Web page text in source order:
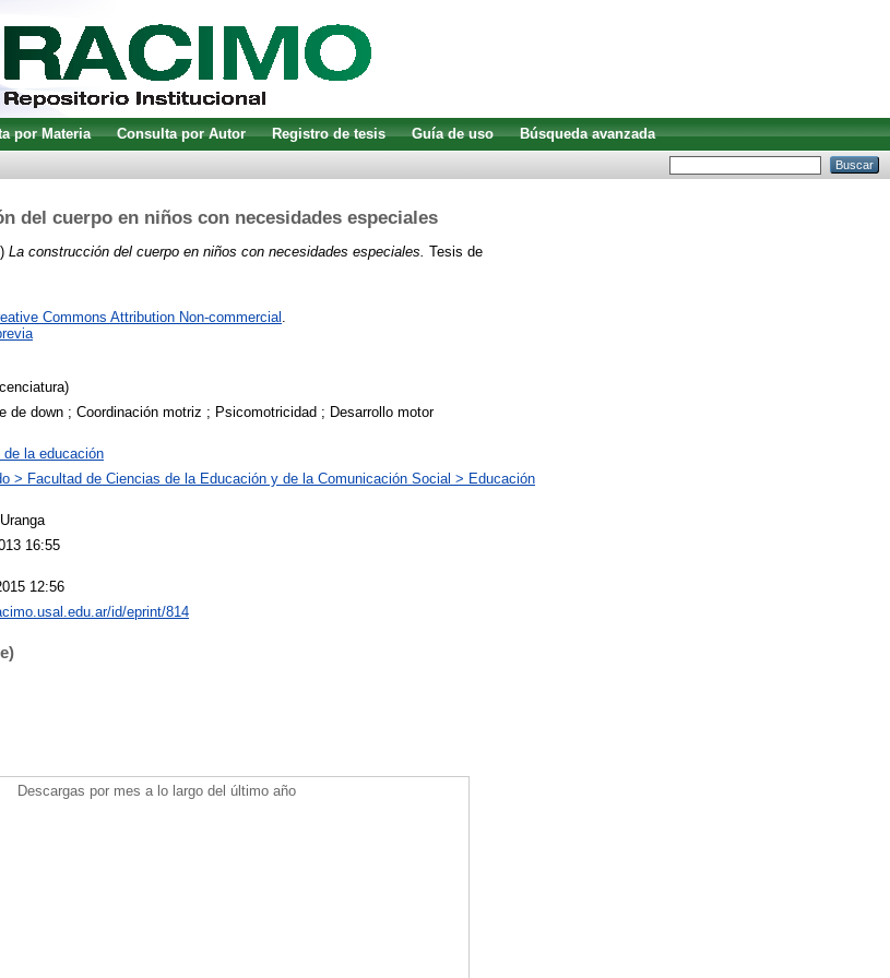
por Materia Consulta por Autor Registro de tesis Guía de uso
Búsqueda avanzada
del cuerpo en niños con necesidades especiales
La construcción del cuerpo en niños con necesidades especiales. Tesis de
Commons Attribution Non-commercial .
de down ; Coordinación motriz ; Psicomotricidad ; Desarrollo motor
de la educación
> Facultad de Ciencias de la Educación y de la Comunicación Social > Educación
16:55
12:56
id/eprint/814
Descargas por mes a lo largo del último año